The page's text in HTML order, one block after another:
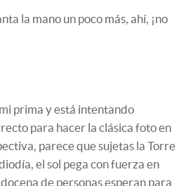
la mano un poco más, ahí, ¡no
prima y está intentando
para hacer la clásica foto en
parece que sujetas la Torre
el sol pega con fuerza en
de personas esperan para